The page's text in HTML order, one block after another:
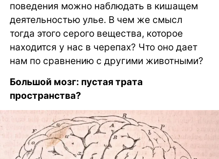
поведения можно наблюдать в кишащем
деятельностью улье. В чем же смысл
тогда этого серого вещества, которое
находится у нас в черепах? Что оно дает
нам по сравнению с другими животными?
Большой мозг: пустая трата
пространства?